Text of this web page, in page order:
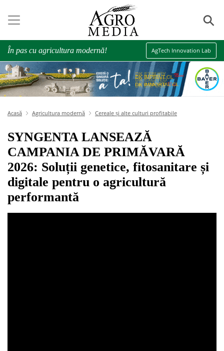
⚲
În pas cu agricultura modernă! AgTech Innovation Lab
Acasă Agricultura modernă Cereale și alte culturi profitabile
SYNGENTA LANSEAZĂ
CAMPANIA DE PRIMĂVARĂ
2026: Soluții genetice, fitosanitare și
digitale pentru o agricultură
performantă